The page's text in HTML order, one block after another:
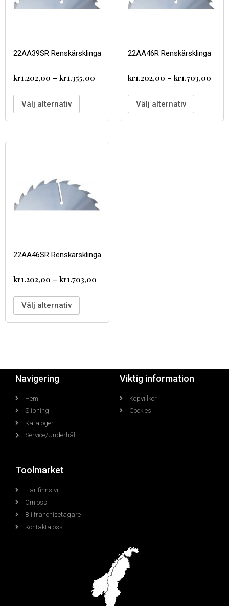
22AA39SR Renskärsklinga
kr1.202,00 – kr1.355,00
Välj alternativ
22AA46R Renskärsklinga
kr1.202,00 – kr1.703,00
Välj alternativ
22AA46SR Renskärsklinga
kr1.202,00 – kr1.703,00
Välj alternativ
Navigering
Hem
Slipning
Kataloger
Service/Underhåll
Viktig information
Köpvillkor
Cookies
Toolmarket
Här finns vi
Om oss
Bli franchisetagare
Kontakta oss